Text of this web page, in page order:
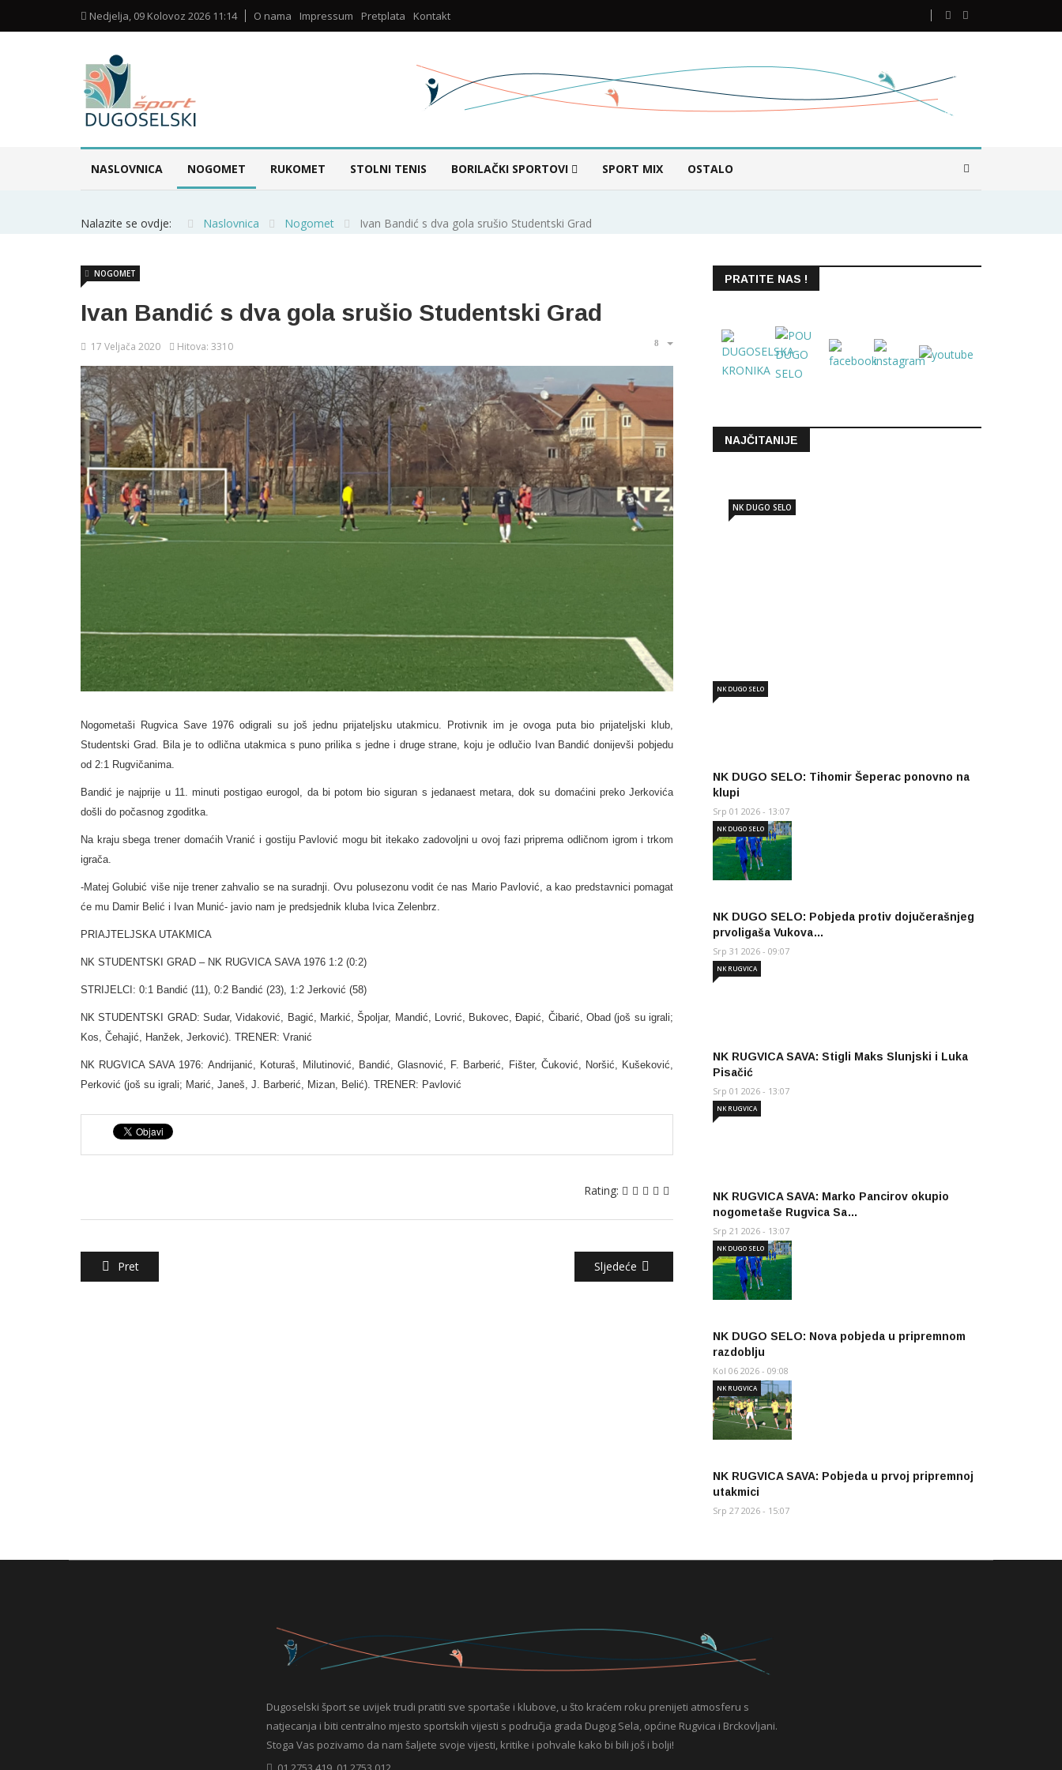
Nedjelja, 09 Kolovoz 2026 11:14 O nama Impressum Pretplata Kontakt
NASLOVNICA NOGOMET RUKOMET STOLNI TENIS BORILAČKI SPORTOVI SPORT MIX OSTALO
Nalazite se ovdje: Naslovnica Nogomet Ivan Bandić s dva gola srušio Studentski Grad
Ivan Bandić s dva gola srušio Studentski Grad
NOGOMET
17 Veljača 2020 Hitova: 3310
Nogometaši Rugvica Save 1976 odigrali su još jednu prijateljsku utakmicu. Protivnik im je ovoga puta bio prijateljski klub,
Studentski Grad. Bila je to odlična utakmica s puno prilika s jedne i druge strane, koju je odlučio Ivan Bandić donijevši pobjedu
od 2:1 Rugvičanima.
Bandić je najprije u 11. minuti postigao eurogol, da bi potom bio siguran s jedanaest metara, dok su domaćini preko Jerkovića
došli do počasnog zgoditka.
Na kraju sbega trener domaćih Vranić i gostiju Pavlović mogu bit itekako zadovoljni u ovoj fazi priprema odličnom igrom i trkom
igrača.
-Matej Golubić više nije trener zahvalio se na suradnji. Ovu polusezonu vodit će nas Mario Pavlović, a kao predstavnici pomagat
će mu Damir Belić i Ivan Munić- javio nam je predsjednik kluba Ivica Zelenbrz.
PRIAJTELJSKA UTAKMICA
NK STUDENTSKI GRAD – NK RUGVICA SAVA 1976 1:2 (0:2)
STRIJELCI: 0:1 Bandić (11), 0:2 Bandić (23), 1:2 Jerković (58)
NK STUDENTSKI GRAD: Sudar, Vidaković, Bagić, Markić, Špoljar, Mandić, Lovrić, Bukovec, Đapić, Čibarić, Obad (još su igrali;
Kos, Čehajić, Hanžek, Jerković). TRENER: Vranić
NK RUGVICA SAVA 1976: Andrijanić, Koturaš, Milutinović, Bandić, Glasnović, F. Barberić, Fišter, Čuković, Noršić, Kušeković,
Perković (još su igrali; Marić, Janeš, J. Barberić, Mizan, Belić). TRENER: Pavlović
Rating:
Pret Sljedeće
PRATITE NAS !
NAJČITANIJE
NK DUGO SELO
NK DUGO SELO: Tihomir Šeperac ponovno na
klupi
NK DUGO SELO
Srp 01 2026 - 13:07
NK DUGO SELO: Pobjeda protiv dojučerašnjeg
prvoligaša Vukova…
NK DUGO SELO
Srp 31 2026 - 09:07
NK RUGVICA SAVA: Stigli Maks Slunjski i Luka
Pisačić
NK RUGVICA
Srp 01 2026 - 13:07
NK RUGVICA SAVA: Marko Pancirov okupio
nogometaše Rugvica Sa…
NK RUGVICA
Srp 21 2026 - 13:07
NK DUGO SELO: Nova pobjeda u pripremnom
razdoblju
NK DUGO SELO
Kol 06 2026 - 09:08
NK RUGVICA SAVA: Pobjeda u prvoj pripremnoj
utakmici
NK RUGVICA
Srp 27 2026 - 15:07
Dugoselski šport se uvijek trudi pratiti sve sportaše i klubove, u što kraćem roku prenijeti atmosferu s
natjecanja i biti centralno mjesto sportskih vijesti s područja grada Dugog Sela, općine Rugvica i Brckovljani.
Stoga Vas pozivamo da nam šaljete svoje vijesti, kritike i pohvale kako bi bili još i bolji!